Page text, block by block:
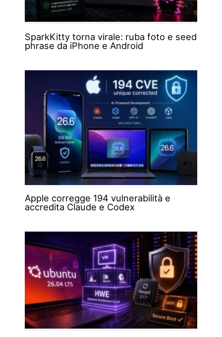
SparkKitty torna virale: ruba foto e seed
phrase da iPhone e Android
Apple corregge 194 vulnerabilità e
accredita Claude e Codex